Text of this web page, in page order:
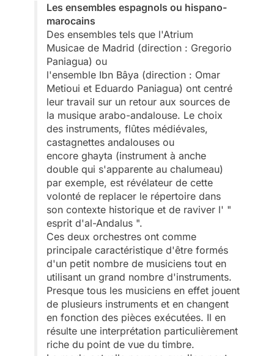
Les ensembles espagnols ou hispano-
marocains
Des ensembles tels que l'Atrium
Musicae de Madrid (direction : Gregorio
Paniagua) ou
l'ensemble Ibn Bâya (direction : Omar
Metioui et Eduardo Paniagua) ont centré
leur travail sur un retour aux sources de
la musique arabo-andalouse. Le choix
des instruments, flûtes médiévales,
castagnettes andalouses ou
encore ghayta (instrument à anche
double qui s'apparente au chalumeau)
par exemple, est révélateur de cette
volonté de replacer le répertoire dans
son contexte historique et de raviver l' "
esprit d'al-Andalus ".
Ces deux orchestres ont comme
principale caractéristique d'être formés
d'un petit nombre de musiciens tout en
utilisant un grand nombre d'instruments.
Presque tous les musiciens en effet jouent
de plusieurs instruments et en changent
en fonction des pièces exécutées. Il en
résulte une interprétation particulièrement
riche du point de vue du timbre.